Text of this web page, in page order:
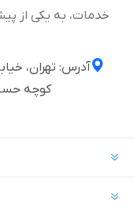
خدمات، به یکی از
آدرس: تهران،
کوچه حسین